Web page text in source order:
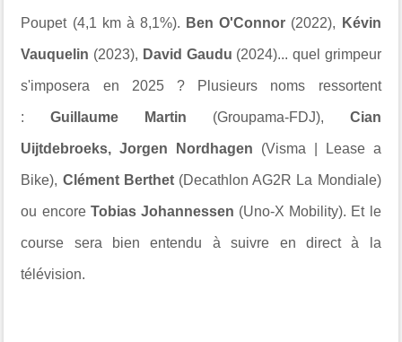
Poupet (4,1 km à 8,1%). Ben O'Connor (2022), Kévin
Vauquelin (2023), David Gaudu (2024)... quel grimpeur
s'imposera en 2025 ? Plusieurs noms ressortent
:Guillaume Martin (Groupama-FDJ), Cian
Uijtdebroeks, Jorgen Nordhagen (Visma | Lease a
Bike), Clément Berthet (Decathlon AG2R La Mondiale)
ou encore Tobias Johannessen (Uno-X Mobility). Et le
course sera bien entendu à suivre en direct à la
télévision.